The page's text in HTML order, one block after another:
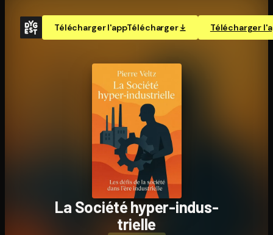
Télécharger l'appTélécharger Télécharger
La Société hyper-in­dus­
trielle